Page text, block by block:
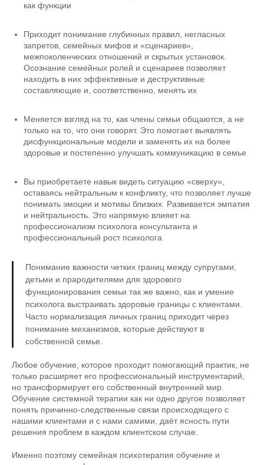
как функции
Приходит понимание глубинных правил, негласных
запретов, семейных мифов и «сценариев»,
межпоколенческих отношений и скрытых установок.
Осознание семейных ролей и сценариев позволяет
находить в них эффективные и деструктивные
составляющие и, соответственно, менять их
Меняется взгляд на то, как члены семьи общаются, а не
только на то, что они говорят. Это помогает выявлять
дисфункциональные модели и заменять их на более
здоровые и постепенно улучшать коммуникацию в семье
Вы приобретаете навык видеть ситуацию «сверху»,
оставаясь нейтральным к конфликту, что позволяет лучше
понимать эмоции и мотивы близких. Развивается эмпатия
и нейтральность. Это напрямую влияет на
профессионализм психолога консультанта и
профессиональный рост психолога
Понимание важности четких границ между супругами,
детьми и прародителями для здорового
функционирования семьи так же важно, как и умение
психолога выстраивать здоровые границы с клиентами.
Часто нормализация личных границ приходит через
понимание механизмов, которые действуют в
собственной семье.
Любое обучение, которое проходит помогающий практик, не
только расширяет его профессиональный инструментарий,
но трансформирует его собственный внутренний мир.
Обучение системной терапии как ни одно другое позволяет
понять причинно-следственные связи происходящего с
нашими клиентами и с нами самими, даёт ясность пути
решения проблем в каждом клиентском случае.
Именно поэтому семейная психотерапия обучение и